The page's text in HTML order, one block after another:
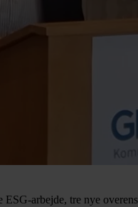
arbejde, tre nye